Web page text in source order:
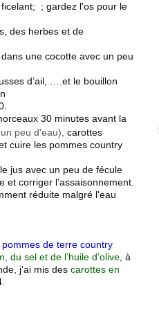
; gardez l'os pour le
des herbes et de
une cocotte avec un peu
d’ail, ….et le bouillon
30 minutes avant la
peu d'eau), carottes
cuire les pommes country
jus avec un peu de fécule
corriger l’assaisonnement.
réduite malgré l'eau
pommes de terre country
du sel et de l’huile d’olive , à
j’ai mis des carottes en